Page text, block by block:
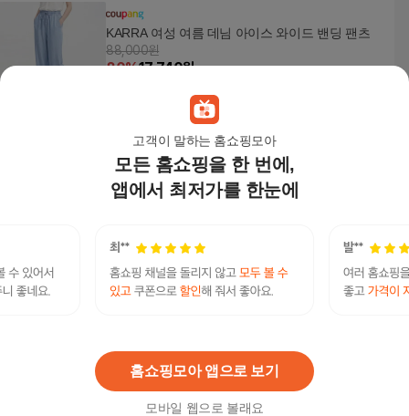
고객이 말하는 홈쇼핑모아
모든 홈쇼핑을 한 번에,
앱에서 최저가를 한눈에
홈쇼핑모아 앱으로 보기
모바일 웹으로 볼래요
KARRA 여성 여름 데님 아이스 와이드 밴딩 팬츠
88,000원
80%17,740원
뱅뱅 26SS 여성 썸머라이크라 데님 3종
89,900원
28%64,730원
앳클로젯 26SS 니팅 하프 데님 2종 26 여름